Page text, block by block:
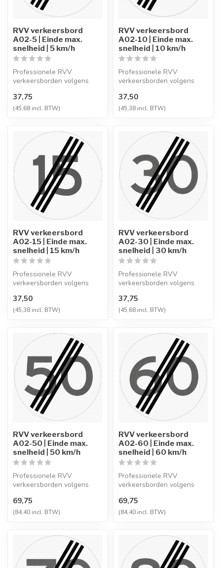
RVV verkeersbord
A02-5 | Einde max.
snelheid | 5 km/h
Professionele RVV
verkeersborden volgens
vervaardigd uit hoogwaa...
37,75
(45,68 incl. BTW)
RVV verkeersbord
A02-10 | Einde max.
snelheid | 10 km/h
Professionele RVV
verkeersborden volgens
vervaardigd uit hoogwaa...
37,50
(45,38 incl. BTW)
RVV verkeersbord
A02-15 | Einde max.
snelheid | 15 km/h
Professionele RVV
verkeersborden volgens
vervaardigd uit hoogwaa...
37,50
(45,38 incl. BTW)
RVV verkeersbord
A02-30 | Einde max.
snelheid | 30 km/h
Professionele RVV
verkeersborden volgens
vervaardigd uit hoogwaa...
37,75
(45,68 incl. BTW)
RVV verkeersbord
A02-50 | Einde max.
snelheid | 50 km/h
Professionele RVV
verkeersborden volgens
vervaardigd uit hoogwaa...
69,75
(84,40 incl. BTW)
RVV verkeersbord
A02-60 | Einde max.
snelheid | 60 km/h
Professionele RVV
verkeersborden volgens
vervaardigd uit hoogwaa...
69,75
(84,40 incl. BTW)